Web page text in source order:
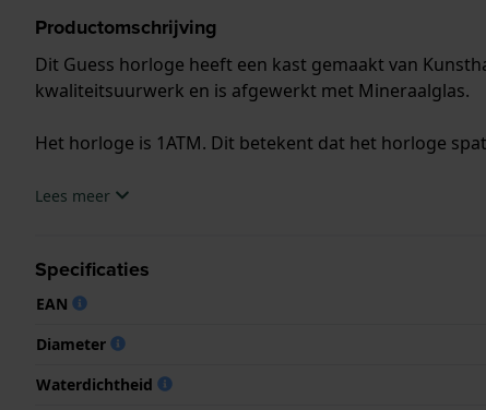
Productomschrijving
Dit Guess horloge heeft een kast gemaakt van
kwaliteitsuurwerk en is afgewerkt met Mineraalglas.
Het horloge is 1ATM. Dit betekent dat het horloge
.Lees meer
Specificaties
EAN
Diameter
Waterdichtheid